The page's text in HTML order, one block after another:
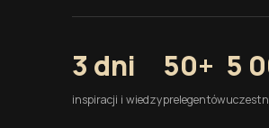
3 dni
inspiracji i wiedzy
50+
prelegentów
5